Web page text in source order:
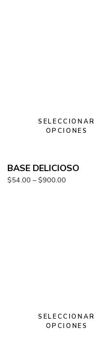
SELECCIONAR
OPCIONES
BASE DELICIOSO
$54.00 – $900.00
SELECCIONAR
OPCIONES